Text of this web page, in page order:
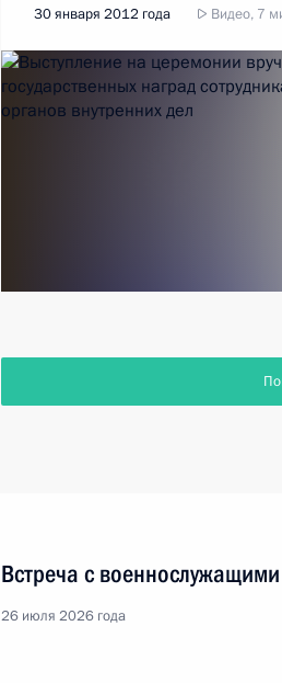
30 января 2012 года Видео, 7
Встреча с
26 июля 2026 года